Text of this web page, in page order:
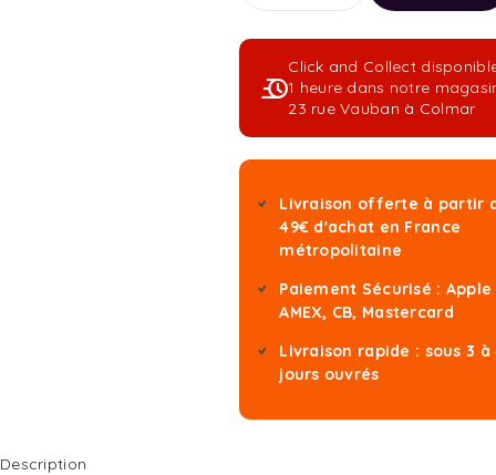
Panier
Ajouter
Au
Panier
Click and Collect
1 heure dans notre
23 rue Vauban à Colmar
Livraison offerte à partir
49€ d'achat en France
métropolitaine
Paiement Sécurisé : Apple
AMEX, CB, Mastercard
Livraison rapide : sous 3 à
jours ouvrés
Description